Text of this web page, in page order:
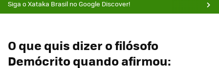
Siga o Xataka Brasil no Google Discover!
O que quis dizer o filósofo
Demócrito quando afirmou: